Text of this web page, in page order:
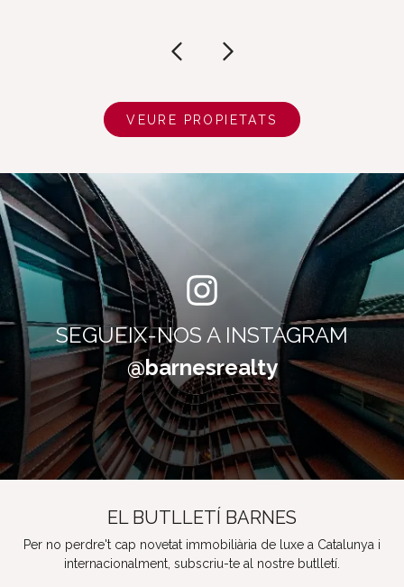
VEURE PROPIETATS
SEGUEIX-NOS A INSTAGRAM
@barnesrealty
EL BUTLLETÍ BARNES
Per no perdre't cap novetat immobiliària de luxe a Catalunya i
internacionalment, subscriu-te al nostre butlletí.